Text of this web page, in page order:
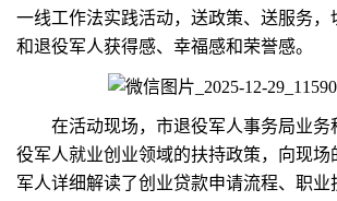
一线工作法实践活动，送政策、送服务，
和退役军人获得感、幸福感和荣誉感。
在活动现场，市退役军人事务局业务
役军人就业创业领域的扶持政策，向现场
军人详细解读了创业贷款申请流程、职业